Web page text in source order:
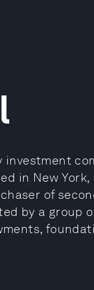
investment
in New York,
of
by a group